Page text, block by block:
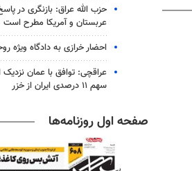
حزب الله عراق: بازنگری در
عربستان و آمریکا مطرح است
احضار خرازی به دادگاه ویژه
عراقچی: توافق با عمان
سهم ۱۱ درصدی ایران از خزر
صفحه اول روزنامه‌ها